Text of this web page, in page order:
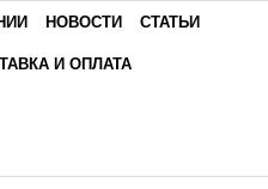
НОВОСТИ СТАТЬИ
И ОПЛАТА